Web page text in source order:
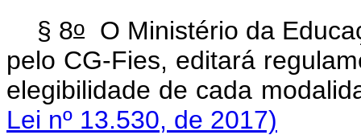
§ 8o
O Ministério da
pelo CG-Fies, editará
elegibilidade de cada
Lei nº 13.530, de 2017)